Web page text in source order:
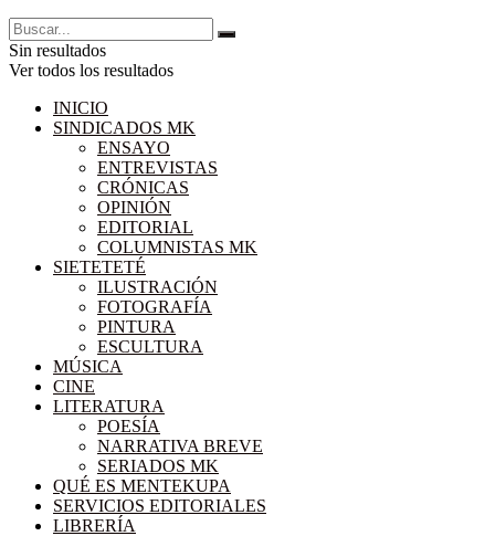
Sin resultados
Ver todos los resultados
INICIO
SINDICADOS MK
ENSAYO
ENTREVISTAS
CRÓNICAS
OPINIÓN
EDITORIAL
COLUMNISTAS MK
SIETETETÉ
ILUSTRACIÓN
FOTOGRAFÍA
PINTURA
ESCULTURA
MÚSICA
CINE
LITERATURA
POESÍA
NARRATIVA BREVE
SERIADOS MK
QUÉ ES MENTEKUPA
SERVICIOS EDITORIALES
LIBRERÍA